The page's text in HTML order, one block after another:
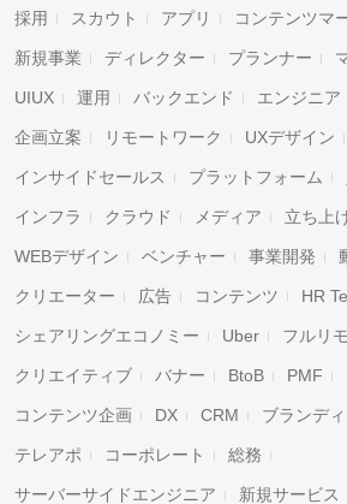
採用 スカウト アプリ コンテンツマ
新規事業 ディレクター プランナー
UIUX 運用 バックエンド エンジニア
企画立案 リモートワーク UXデザイン
インサイドセールス プラットフォーム
インフラ クラウド メディア 立ち上
WEBデザイン ベンチャー 事業開発
クリエーター 広告 コンテンツ HR
シェアリングエコノミー Uber フルリ
クリエイティブ バナー BtoB PMF
コンテンツ企画 DX CRM ブランデ
テレアポ コーポレート 総務
サーバーサイドエンジニア 新規サービス